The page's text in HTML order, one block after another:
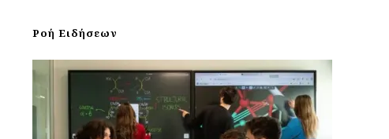
Ροή Ειδήσεων